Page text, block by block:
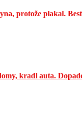
protože plakal.
kradl auta.